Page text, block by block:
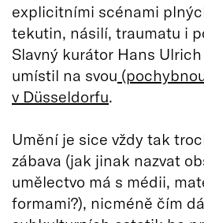
explicitními scénami
tekutin, násilí, traumatu i
Slavný kurátor Hans
umístil na svou
v Düsseldorfu.
Umění je sice vždy tak
zábava (jak jinak nazvat
umělectvo má s médii,
formami?), nicméně čím